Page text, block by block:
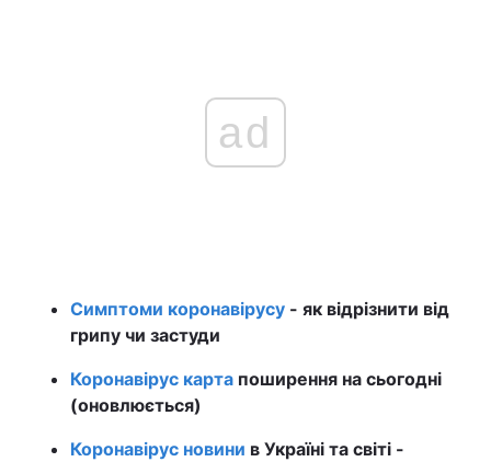
ad
Симптоми коронавірусу - як відрізнити від
грипу чи застуди
Коронавірус карта поширення на сьогодні
(оновлюється)
Коронавірус новини в Україні та світі -